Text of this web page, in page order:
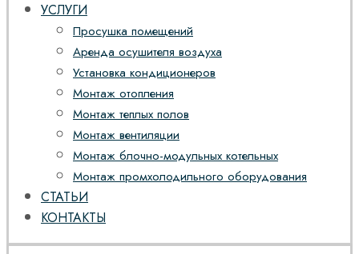
УСЛУГИ
Просушка помещений
Аренда осушителя воздуха
Установка кондиционеров
Монтаж отопления
Монтаж теплых полов
Монтаж вентиляции
Монтаж блочно-модульных котельных
Монтаж промхолодильного оборудования
СТАТЬИ
КОНТАКТЫ